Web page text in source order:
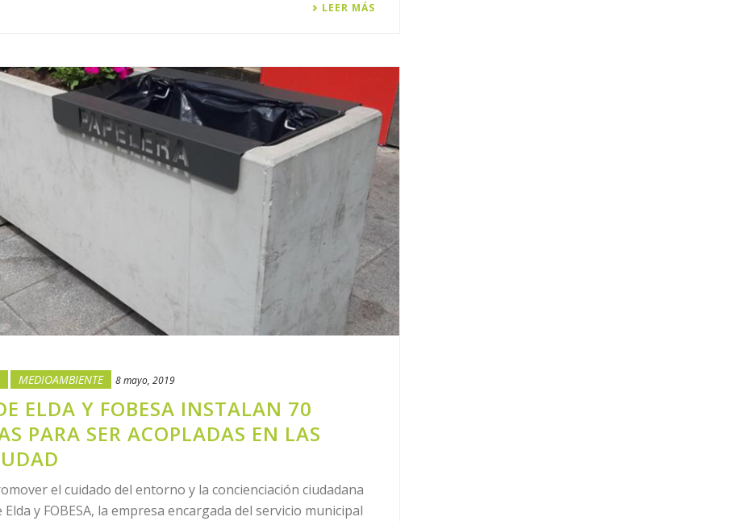
LEER MÁS
MEDIOAMBIENTE 8 mayo, 2019
ELDA Y FOBESA INSTALAN 70
PARA SER ACOPLADAS EN LAS
el cuidado del entorno y la concienciación ciudadana
y FOBESA, la empresa encargada del servicio municipal